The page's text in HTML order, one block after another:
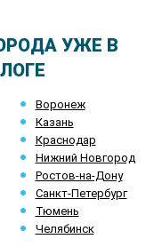
УЖЕ В
Воронеж
Казань
Краснодар
Нижний Новгород
Ростов-на-Дону
Санкт-Петербург
Тюмень
Челябинск